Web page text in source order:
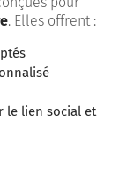
. Elles offrent :
le lien social et